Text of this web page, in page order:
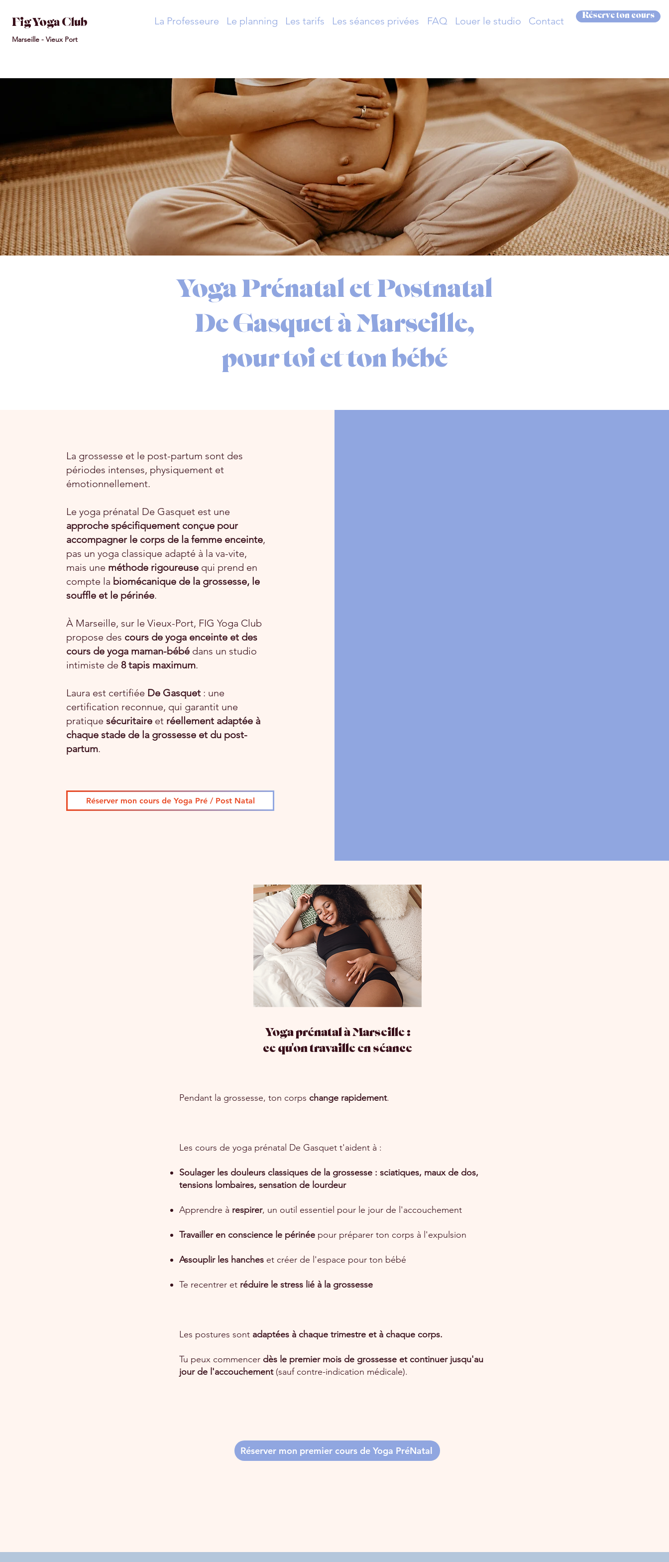
Fig Yoga Club
Marseille - VieuxPort
La Professeure Le planning Les tarifs Les séances privées FAQ Louer le studio Contact Réserve ton cours
Yoga Prénatal et Postnatal
De Gasquet à Marseille,
pour toi et ton bébé
La grossesse et le post-partum sont des
périodes intenses, physiquement et
émotionnellement.
Le yoga prénatal De Gasquet est une
approche spécifiquement conçue pour
accompagner le corps de la femme enceinte,
pas un yoga classique adapté à la va-vite,
mais une méthode rigoureuse qui prend en
compte la biomécanique de la grossesse, le
souffle et le périnée.
À Marseille, sur le Vieux-Port, FIG Yoga Club
propose des cours de yoga enceinte et des
cours de yoga maman-bébé dans un studio
intimiste de 8 tapis maximum.
Laura est certifiée De Gasquet : une
certification reconnue, qui garantit une
pratique sécuritaire et réellement adaptée à
chaque stade de la grossesse et du post-
partum.
Réserver mon cours de Yoga Pré / Post Natal
Yoga prénatal à Marseille :
ce qu'on travaille en séance
Pendant la grossesse, ton corps change rapidement.
Les cours de yoga prénatal De Gasquet t'aident à :
Soulager les douleurs classiques de la grossesse : sciatiques, maux de dos,
tensions lombaires, sensation de lourdeur
Apprendre à respirer, un outil essentiel pour le jour de l'accouchement
Travailler en conscience le périnée pour préparer ton corps à l'expulsion
Assouplir les hanches et créer de l'espace pour ton bébé
Te recentrer et réduire le stress lié à la grossesse
Les postures sont adaptées à chaque trimestre et à chaque corps.
Tu peux commencer dès le premier mois de grossesse et continuer jusqu'au
jour de l'accouchement(sauf contre-indication médicale).
Réserver mon premier cours de Yoga PréNatal